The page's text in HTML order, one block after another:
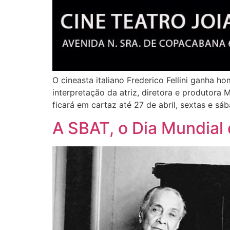
O cineasta italiano Frederico Fellini ganha
interpretação da atriz, diretora e produtora
ficará em cartaz até 27 de abril, sextas e
A SBAT, o Dia